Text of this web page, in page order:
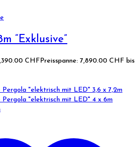
“Exklusive”
CHF Preisspanne: 7,890.00 CHF bis